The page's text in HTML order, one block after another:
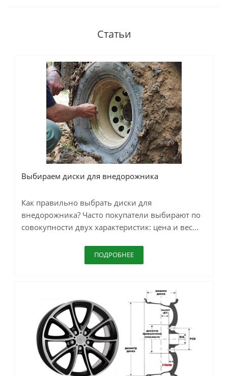
Статьи
Выбираем диски для внедорожника
Как правильно выбрать диски для
внедорожника? Часто покупатели выбирают по
совокупности двух характеристик: цена и вес...
ПОДРОБНЕЕ